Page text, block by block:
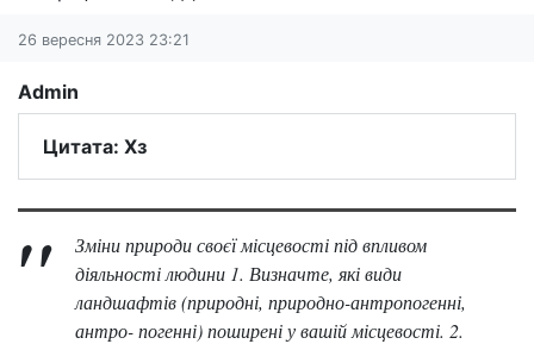
26 вересня 2023 23:21
Admin
Цитата: Хз
Зміни природи своєї місцевості під впливом
діяльності людини 1. Визначте, які види
ландшафтів (природні, природно-антропогенні,
антро- погенні) поширені у вашій місцевості. 2.